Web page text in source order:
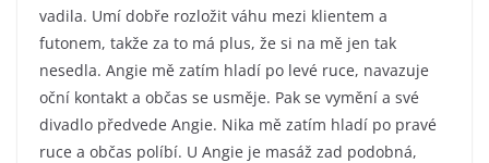
vadila. Umí dobře rozložit váhu mezi klientem a
futonem, takže za to má plus, že si na mě jen tak
nesedla. Angie mě zatím hladí po levé ruce, navazuje
oční kontakt a občas se usměje. Pak se vymění a své
divadlo předvede Angie. Nika mě zatím hladí po pravé
ruce a občas políbí. U Angie je masáž zad podobná,